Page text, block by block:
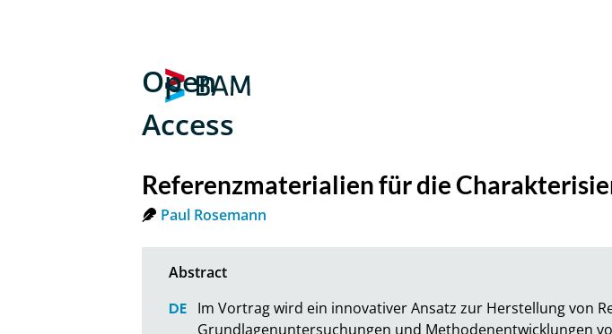
Open
Access
Referenzmaterialien für die
Paul Rosemann
Im Vortrag wird ein innovativer Ansatz zur Herstellung von
Grundlagenuntersuchungen und Methodenentwicklungen